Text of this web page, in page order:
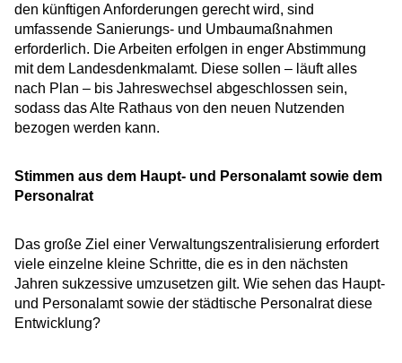
den künftigen Anforderungen gerecht wird, sind
umfassende Sanierungs- und Umbaumaßnahmen
erforderlich. Die Arbeiten erfolgen in enger Abstimmung
mit dem Landesdenkmalamt. Diese sollen – läuft alles
nach Plan – bis Jahreswechsel abgeschlossen sein,
sodass das Alte Rathaus von den neuen Nutzenden
bezogen werden kann.
Stimmen aus dem Haupt- und Personalamt sowie dem
Personalrat
Das große Ziel einer Verwaltungszentralisierung erfordert
viele einzelne kleine Schritte, die es in den nächsten
Jahren sukzessive umzusetzen gilt. Wie sehen das Haupt-
und Personalamt sowie der städtische Personalrat diese
Entwicklung?